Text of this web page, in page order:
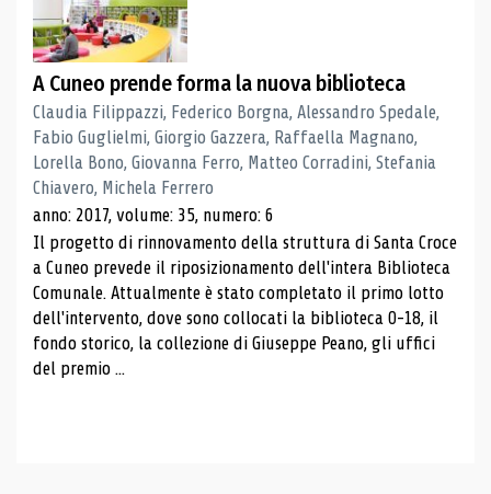
A Cuneo prende forma la nuova biblioteca
Claudia Filippazzi, Federico Borgna, Alessandro Spedale,
Fabio Guglielmi, Giorgio Gazzera, Raffaella Magnano,
Lorella Bono, Giovanna Ferro, Matteo Corradini, Stefania
Chiavero, Michela Ferrero
anno: 2017, volume: 35, numero: 6
Il progetto di rinnovamento della struttura di Santa Croce
a Cuneo prevede il riposizionamento dell'intera Biblioteca
Comunale. Attualmente è stato completato il primo lotto
dell'intervento, dove sono collocati la biblioteca 0-18, il
fondo storico, la collezione di Giuseppe Peano, gli uffici
del premio ...